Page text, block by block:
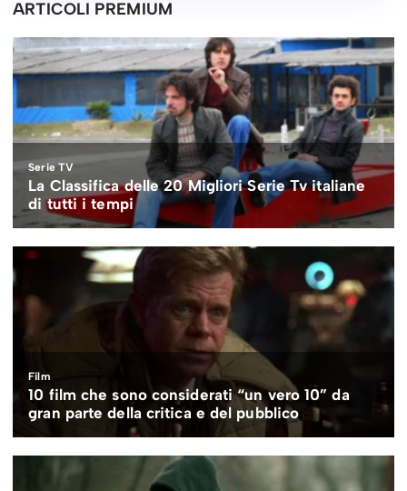
ARTICOLI PREMIUM